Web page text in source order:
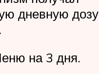
дневную дозу
на 3 дня.